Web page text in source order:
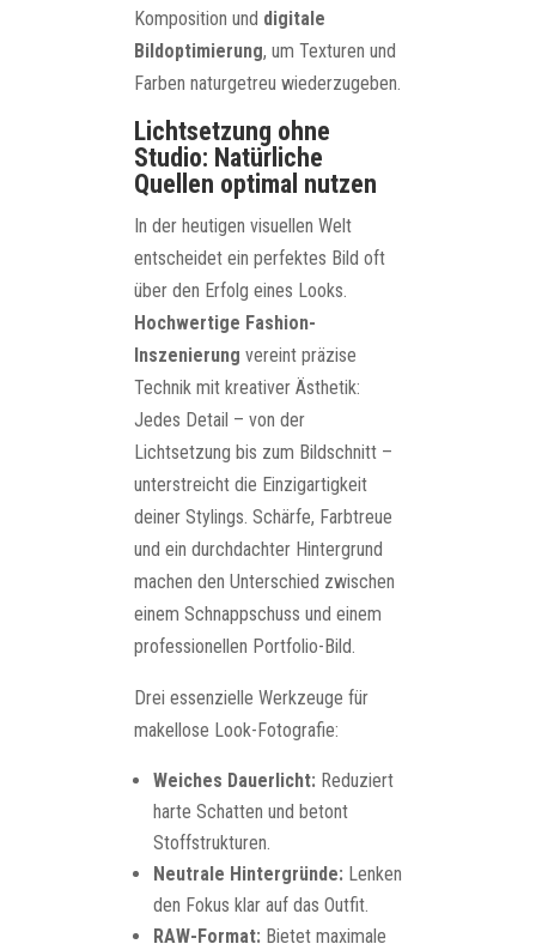
Komposition und digitale
Bildoptimierung, um Texturen und
Farben naturgetreu wiederzugeben.
Lichtsetzung ohne
Studio: Natürliche
Quellen optimal nutzen
In der heutigen visuellen Welt
entscheidet ein perfektes Bild oft
über den Erfolg eines Looks.
Hochwertige Fashion-
Inszenierung vereint präzise
Technik mit kreativer Ästhetik:
Jedes Detail – von der
Lichtsetzung bis zum Bildschnitt –
unterstreicht die Einzigartigkeit
deiner Stylings. Schärfe, Farbtreue
und ein durchdachter Hintergrund
machen den Unterschied zwischen
einem Schnappschuss und einem
professionellen Portfolio-Bild.
Drei essenzielle Werkzeuge für
makellose Look-Fotografie:
Weiches Dauerlicht: Reduziert
harte Schatten und betont
Stoffstrukturen.
Neutrale Hintergründe: Lenken
den Fokus klar auf das Outfit.
RAW-Format: Bietet maximale